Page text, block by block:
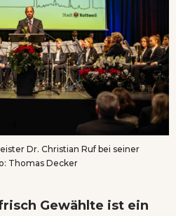
Dr. Christian Ruf bei seiner
Thomas Decker
Gewählte ist ein